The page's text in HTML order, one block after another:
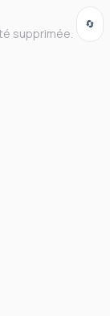
supprimée.
🔄